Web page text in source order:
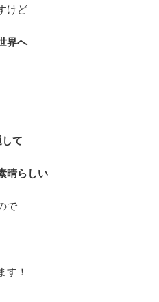
けど
界へ
て
晴らしい
で
す！